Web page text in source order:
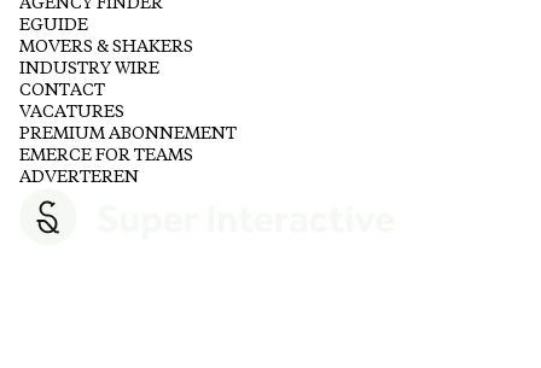
AGENCY FINDER
EGUIDE
MOVERS & SHAKERS
INDUSTRY WIRE
CONTACT
VACATURES
PREMIUM ABONNEMENT
EMERCE FOR TEAMS
ADVERTEREN